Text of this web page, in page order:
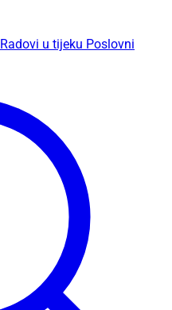
Radovi u tijeku Poslovni